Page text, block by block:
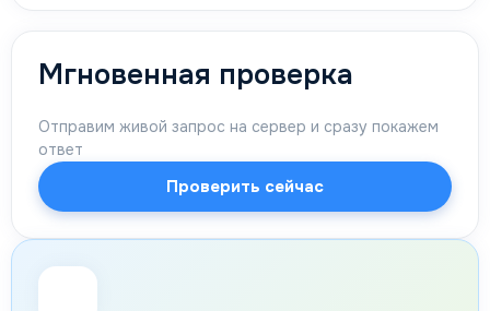
Мгновенная проверка
Отправим живой запрос на сервер и сразу покажем
ответ
Проверить сейчас